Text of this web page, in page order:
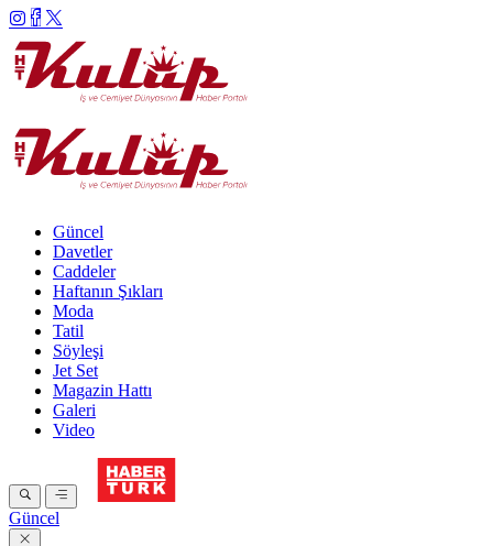
Güncel
Davetler
Caddeler
Haftanın Şıkları
Moda
Tatil
Söyleşi
Jet Set
Magazin Hattı
Galeri
Video
Güncel